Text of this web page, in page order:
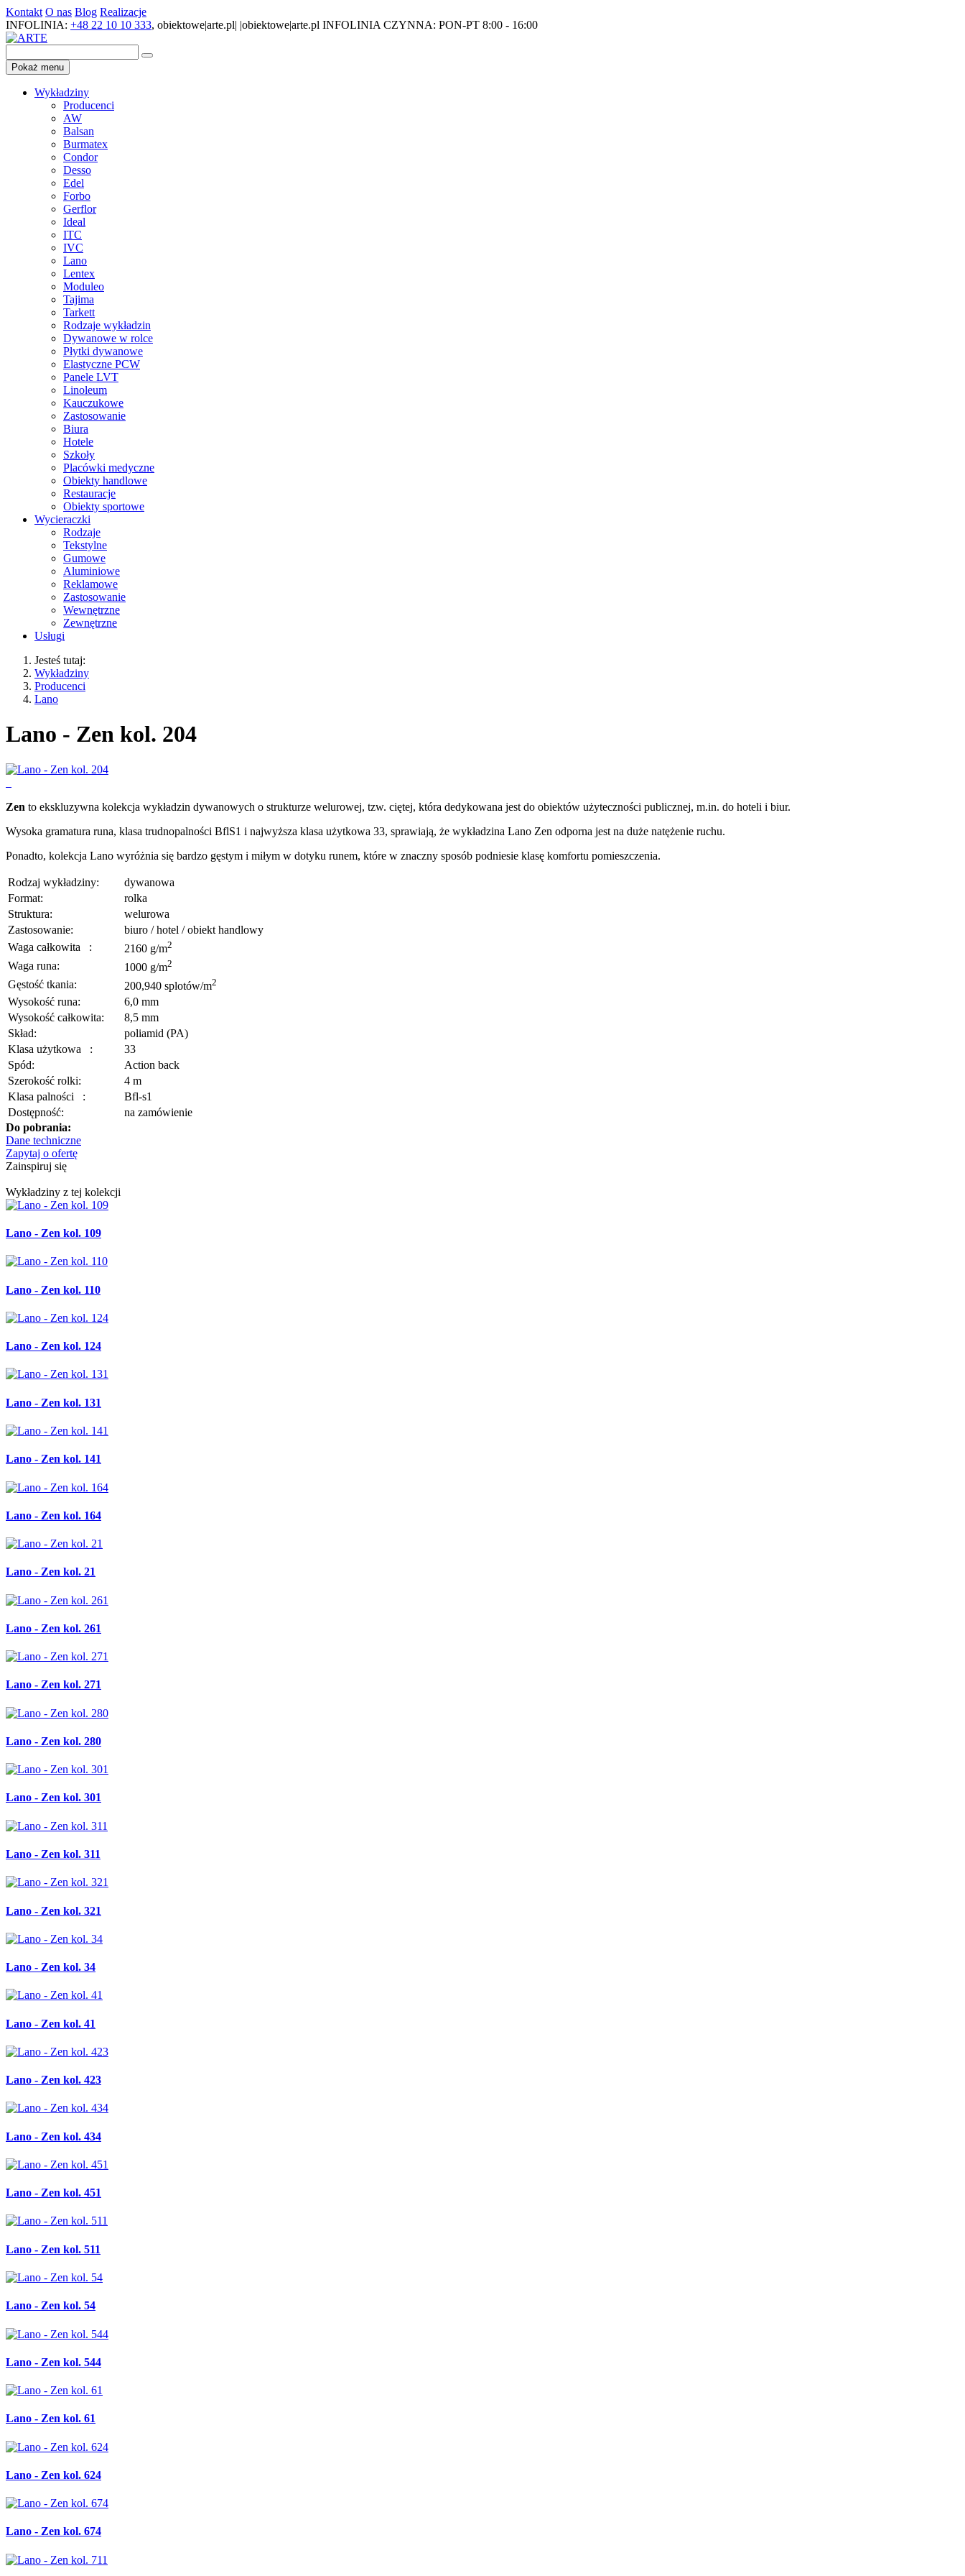
Kontakt O nas Blog Realizacje
INFOLINIA: +48 22 10 10 333, obiektowe|arte.pl| |obiektowe|arte.pl INFOLINIA CZYNNA: PON-PT 8:00 - 16:00
Pokaż menu
Wykładziny
Producenci
AW
Balsan
Burmatex
Condor
Desso
Edel
Forbo
Gerflor
Ideal
ITC
IVC
Lano
Lentex
Moduleo
Tajima
Tarkett
Rodzaje wykładzin
Dywanowe w rolce
Płytki dywanowe
Elastyczne PCW
Panele LVT
Linoleum
Kauczukowe
Zastosowanie
Biura
Hotele
Szkoły
Placówki medyczne
Obiekty handlowe
Restauracje
Obiekty sportowe
Wycieraczki
Rodzaje
Tekstylne
Gumowe
Aluminiowe
Reklamowe
Zastosowanie
Wewnętrzne
Zewnętrzne
Usługi
Jesteś tutaj:
Wykładziny
Producenci
Lano
Lano - Zen kol. 204
Zen to ekskluzywna kolekcja wykładzin dywanowych o strukturze welurowej, tzw. ciętej, która dedykowana jest do obiektów użyteczności publicznej, m.in. do hoteli i biur.
Wysoka gramatura runa, klasa trudnopalności BflS1 i najwyższa klasa użytkowa 33, sprawiają, że wykładzina Lano Zen odporna jest na duże natężenie ruchu.
Ponadto, kolekcja Lano wyróżnia się bardzo gęstym i miłym w dotyku runem, które w znaczny sposób podniesie klasę komfortu pomieszczenia.
Rodzaj wykładziny:
dywanowa
Format:
rolka
Struktura:
welurowa
Zastosowanie:
biuro / hotel / obiekt handlowy
Waga całkowita : 2160 g/m2
Waga runa: 1000 g/m2
Gęstość tkania: 200,940 splotów/m2
Wysokość runa:
6,0 mm
Wysokość całkowita:
8,5 mm
Skład:
poliamid (PA)
Klasa użytkowa :
33
Spód:
Action back
Szerokość rolki:
4 m
Klasa palności :
Bfl-s1
Dostępność:
na zamówienie
Do pobrania:
Dane techniczne
Zapytaj o ofertę
Zainspiruj się
Wykładziny z tej kolekcji
Lano - Zen kol. 109
Lano - Zen kol. 110
Lano - Zen kol. 124
Lano - Zen kol. 131
Lano - Zen kol. 141
Lano - Zen kol. 164
Lano - Zen kol. 21
Lano - Zen kol. 261
Lano - Zen kol. 271
Lano - Zen kol. 280
Lano - Zen kol. 301
Lano - Zen kol. 311
Lano - Zen kol. 321
Lano - Zen kol. 34
Lano - Zen kol. 41
Lano - Zen kol. 423
Lano - Zen kol. 434
Lano - Zen kol. 451
Lano - Zen kol. 511
Lano - Zen kol. 54
Lano - Zen kol. 544
Lano - Zen kol. 61
Lano - Zen kol. 624
Lano - Zen kol. 674